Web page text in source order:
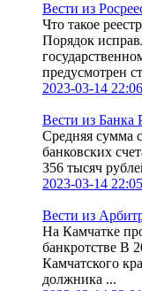
Вести из
Что такое
Порядок
предусмотрен
2023-03-14
Вести из Банка
Средняя сумма
банковских
356 тысяч
2023-03-14
Вести из
На Камчатке
банкротстве В
Камчатского
должника ...